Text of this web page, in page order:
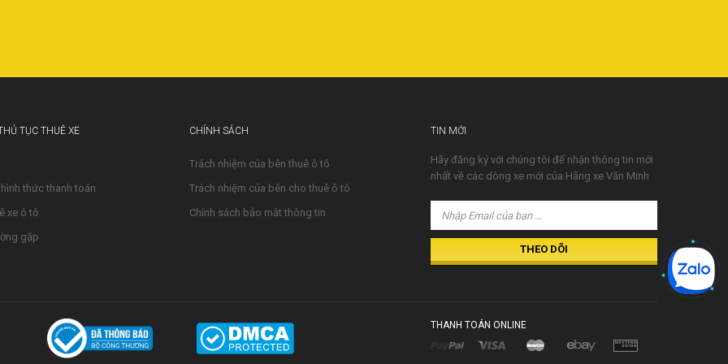
TỤC THUÊ XE
thức thanh toán
xe ô tô
gặp
CHÍNH SÁCH
Trách nhiệm của bên thuê ô tô
Trách nhiệm của bên cho thuê ô tô
Chính sách bảo mật thông tin
TIN MỚI
Hãy đăng ký với chúng tôi để nhận thông tin mới
nhất về các dòng xe mới của Hãng xe Văn Minh
THANH TOÁN ONLINE